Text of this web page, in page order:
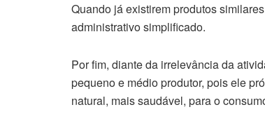
Quando já existirem produtos
administrativo simplificado.
Por fim, diante da irrelevância da
pequeno e médio produtor, pois ele
natural, mais saudável, para o